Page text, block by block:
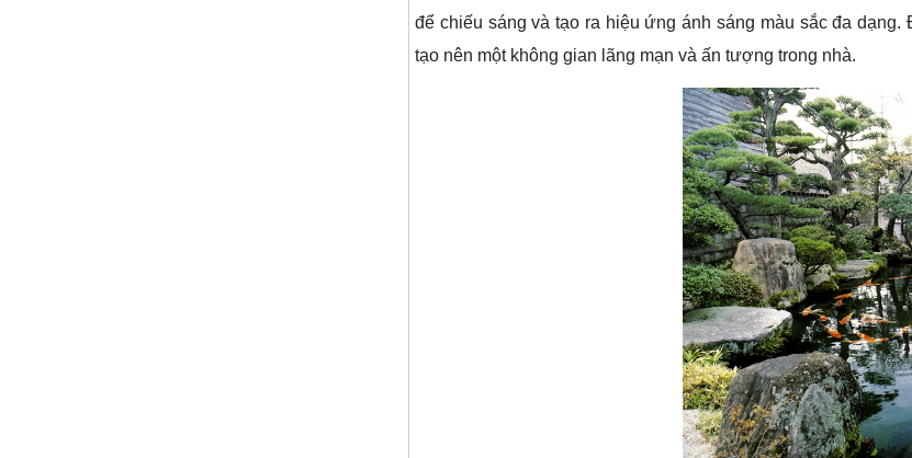
để chiếu sáng và tạo ra hiệu ứng ánh sáng màu sắc đa
tạo nên một không gian lãng mạn và ấn tượng trong nhà.